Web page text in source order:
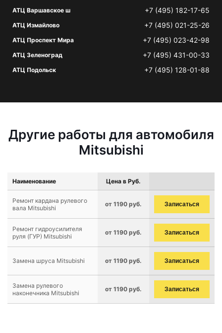
АТЦ Варшавское ш +7 (495) 182-17-65
АТЦ Измайлово +7 (495) 021-25-26
АТЦ Проспект Мира +7 (495) 023-42-98
АТЦ Зеленоград +7 (495) 431-00-33
АТЦ Подольск +7 (495) 128-01-88
Другие работы для автомобиля
Mitsubishi
Наименование Цена в Руб.
Ремонт кардана рулевого
вала Mitsubishi
от 1190 руб. Записаться
Ремонт гидроусилителя
руля (ГУР) Mitsubishi
от 1190 руб. Записаться
Замена шруса Mitsubishi от 1190 руб. Записаться
Замена рулевого
наконечника Mitsubishi
от 1190 руб. Записаться